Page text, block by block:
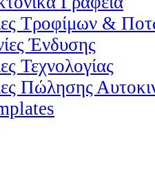
Τροφίμων &
Ένδυσης
Τεχνολογίας
Πώλησης